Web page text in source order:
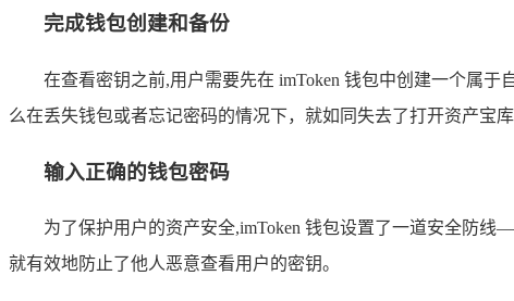
完成钱包创建和备份
在查看密钥之前,用户需要先在 imToken 钱包中创建一个属
么在丢失钱包或者忘记密码的情况下，就如同失去了打开资产宝
输入正确的钱包密码
为了保护用户的资产安全,imToken 钱包设置了一道安全防
就有效地防止了他人恶意查看用户的密钥。